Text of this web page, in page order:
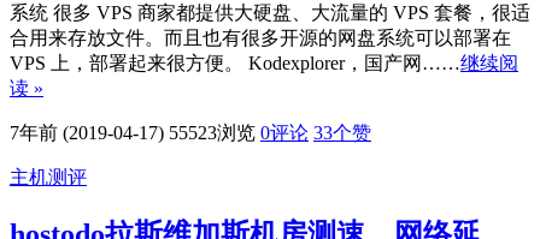
系统 很多 VPS 商家都提供大硬盘、大流量的 VPS 套餐，很适
合用来存放文件。而且也有很多开源的网盘系统可以部署在
VPS 上，部署起来很方便。 Kodexplorer，国产网……继续阅
读 »
7年前 (2019-04-17) 55523浏览 0评论 33个赞
主机测评